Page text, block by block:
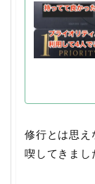
修行とは思え
喫してきまし